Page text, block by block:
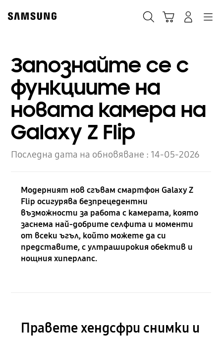
content
Запознайте се с
функциите на
новата камера на
Galaxy Z Flip
Последна дата на обновяване : 14-05-2026
Модерният нов сгъвам смартфон Galaxy Z
Flip осигурява безпрецедентни
възможности за работа с камерата, която
заснема най-добрите селфита и моменти
от всеки ъгъл, който можете да си
представите, с ултраширокия обектив и
нощния хиперлапс.
Правете хендсфри снимки и